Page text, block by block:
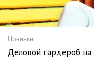
Новинки.
Деловой гардероб на